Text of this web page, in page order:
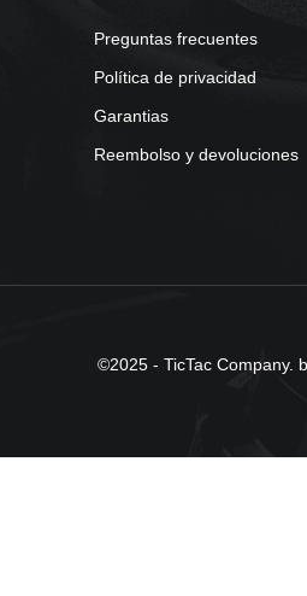
Preguntas frecuentes
Política de privacidad
Garantias
Reembolso y devoluciones
©2025 - TicTac Company.